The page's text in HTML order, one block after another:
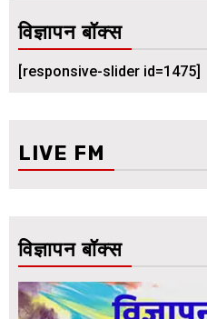
विज्ञापन बॉक्स
[responsive-slider id=1475]
LIVE FM
विज्ञापन बॉक्स